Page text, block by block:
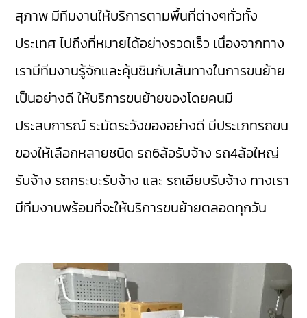
สุภาพ มีทีมงานให้บริการตามพื้นที่ต่างๆทั่วทั้ง
ประเทศ ไปถึงที่หมายได้อย่างรวดเร็ว เนื่องจากทาง
เรามีทีมงานรู้จักและคุ้นชินกับเส้นทางในการขนย้าย
เป็นอย่างดี ให้บริการขนย้ายของโดยคนมี
ประสบการณ์ ระมัดระวังของอย่างดี มีประเภทรถขน
ของให้เลือกหลายชนิด รถ6ล้อรับจ้าง รถ4ล้อใหญ่
รับจ้าง รถกระบะรับจ้าง และ รถเฮียบรับจ้าง ทางเรา
มีทีมงานพร้อมที่จะให้บริการขนย้ายตลอดทุกวัน